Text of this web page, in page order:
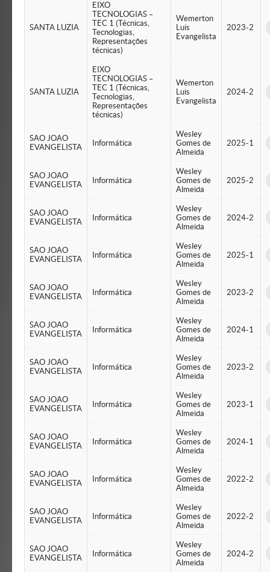
SANTA LUZIA
EIXO
TECNOLOGIAS –
TEC 1 (Técnicas,
Tecnologias,
Representações
técnicas)
Wemerton
Luis
Evangelista
2023-2
SANTA LUZIA
EIXO
TECNOLOGIAS –
TEC 1 (Técnicas,
Tecnologias,
Representações
técnicas)
Wemerton
Luis
Evangelista
2024-2
SAO JOAO
EVANGELISTA
Informática
Wesley
Gomes de
Almeida
2025-1
SAO JOAO
EVANGELISTA
Informática
Wesley
Gomes de
Almeida
2025-2
SAO JOAO
EVANGELISTA
Informática
Wesley
Gomes de
Almeida
2024-2
SAO JOAO
EVANGELISTA
Informática
Wesley
Gomes de
Almeida
2025-1
SAO JOAO
EVANGELISTA
Informática
Wesley
Gomes de
Almeida
2023-2
SAO JOAO
EVANGELISTA
Informática
Wesley
Gomes de
Almeida
2024-1
SAO JOAO
EVANGELISTA
Informática
Wesley
Gomes de
Almeida
2023-2
SAO JOAO
EVANGELISTA
Informática
Wesley
Gomes de
Almeida
2023-1
SAO JOAO
EVANGELISTA
Informática
Wesley
Gomes de
Almeida
2024-1
SAO JOAO
EVANGELISTA
Informática
Wesley
Gomes de
Almeida
2022-2
SAO JOAO
EVANGELISTA
Informática
Wesley
Gomes de
Almeida
2022-2
SAO JOAO
EVANGELISTA
Informática
Wesley
Gomes de
Almeida
2024-2